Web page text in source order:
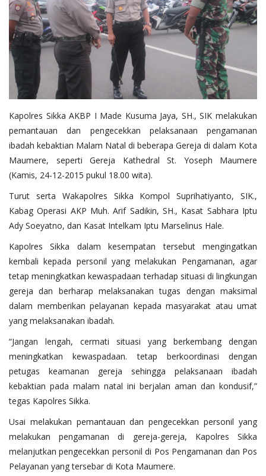
Kapolres Sikka AKBP I Made Kusuma Jaya, SH., SIK melakukan
pemantauan dan pengecekkan pelaksanaan pengamanan
ibadah kebaktian Malam Natal di beberapa Gereja di dalam Kota
Maumere, seperti Gereja Kathedral St. Yoseph Maumere
(Kamis, 24-12-2015 pukul 18.00 wita).
Turut serta Wakapolres Sikka Kompol Suprihatiyanto, SIK.,
Kabag Operasi AKP Muh. Arif Sadikin, SH., Kasat Sabhara Iptu
Ady Soeyatno, dan Kasat Intelkam Iptu Marselinus Hale.
Kapolres Sikka dalam kesempatan tersebut mengingatkan
kembali kepada personil yang melakukan Pengamanan, agar
tetap meningkatkan kewaspadaan terhadap situasi di lingkungan
gereja dan berharap melaksanakan tugas dengan maksimal
dalam memberikan pelayanan kepada masyarakat atau umat
yang melaksanakan ibadah.
“Jangan lengah, cermati situasi yang berkembang dengan
meningkatkan kewaspadaan. tetap berkoordinasi dengan
petugas keamanan gereja sehingga pelaksanaan ibadah
kebaktian pada malam natal ini berjalan aman dan kondusif,”
tegas Kapolres Sikka.
Usai melakukan pemantauan dan pengecekkan personil yang
melakukan pengamanan di gereja-gereja, Kapolres Sikka
melanjutkan pengecekkan personil di Pos Pengamanan dan Pos
Pelayanan yang tersebar di Kota Maumere.